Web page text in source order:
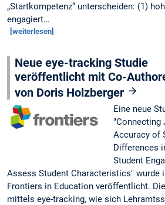
„Startkompetenz“ unterscheiden: (1)
engagiert…
[weiterlesen]
Neue eye-tracking Studie
veröffentlicht mit Co-
von Doris Holzberger
Eine neue
"Connecting
Accuracy of
Differences
Student
Assess Student Characteristics" wurde
Frontiers in Education veröffentlicht.
mittels eye-tracking, wie sich